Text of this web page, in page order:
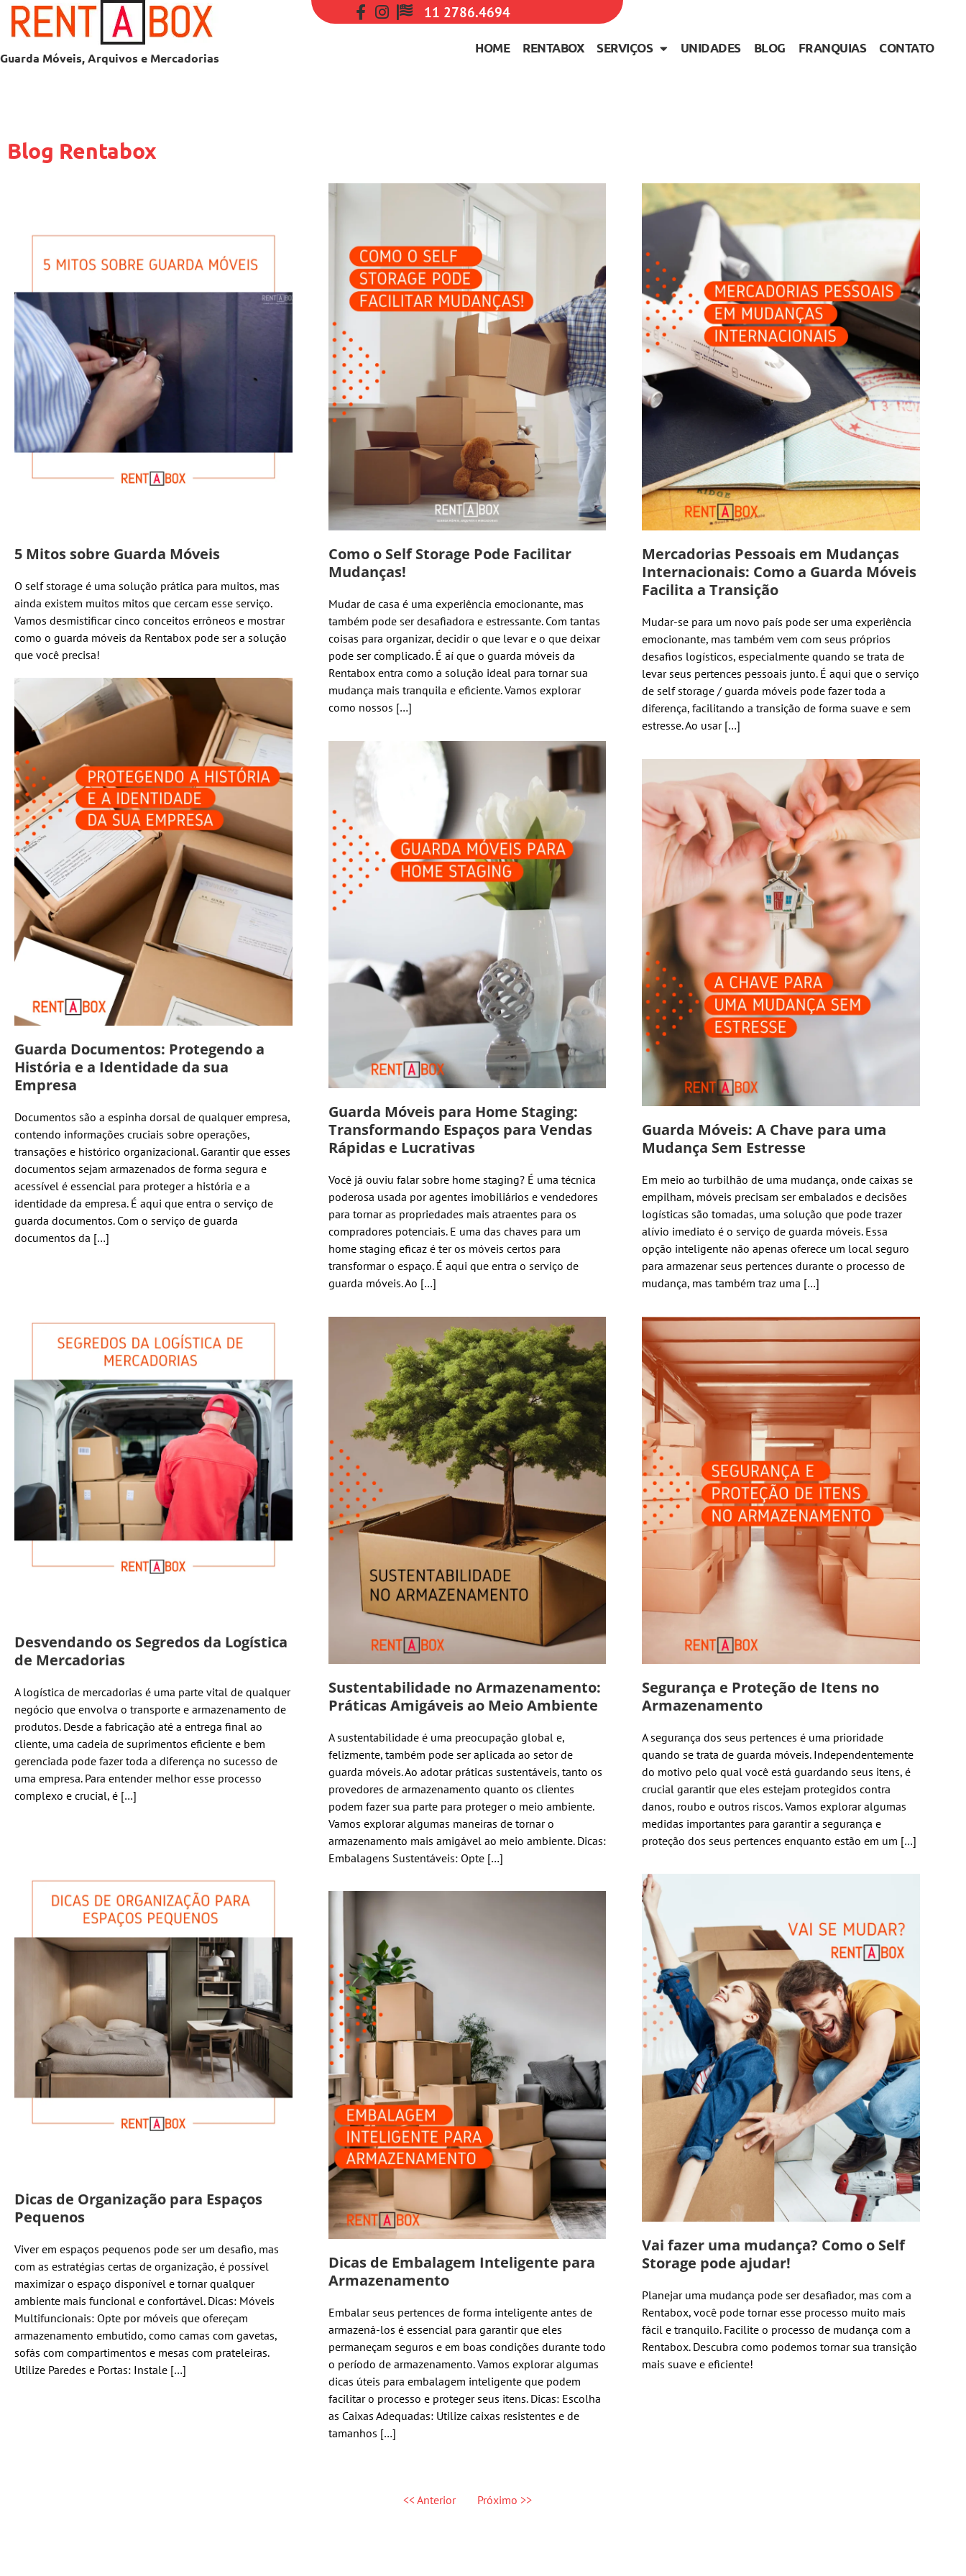
11 2786.4694
Guarda Móveis, Arquivos e Mercadorias
HOME RENTABOX SERVIÇOS UNIDADES BLOG FRANQUIAS CONTATO
Blog Rentabox
5 Mitos sobre Guarda Móveis
O self storage é uma solução prática para muitos, mas
ainda existem muitos mitos que cercam esse serviço.
Vamos desmistificar cinco conceitos errôneos e mostrar
como o guarda móveis da Rentabox pode ser a solução
que você precisa!
Como o Self Storage Pode Facilitar
Mudanças!
Mudar de casa é uma experiência emocionante, mas
também pode ser desafiadora e estressante. Com tantas
coisas para organizar, decidir o que levar e o que deixar
pode ser complicado. É aí que o guarda móveis da
Rentabox entra como a solução ideal para tornar sua
mudança mais tranquila e eficiente. Vamos explorar
como nossos […]
Mercadorias Pessoais em Mudanças
Internacionais: Como a Guarda Móveis
Facilita a Transição
Mudar-se para um novo país pode ser uma experiência
emocionante, mas também vem com seus próprios
desafios logísticos, especialmente quando se trata de
levar seus pertences pessoais junto. É aqui que o serviço
de self storage / guarda móveis pode fazer toda a
diferença, facilitando a transição de forma suave e sem
estresse. Ao usar […]
Guarda Documentos: Protegendo a
História e a Identidade da sua
Empresa
Documentos são a espinha dorsal de qualquer empresa,
contendo informações cruciais sobre operações,
transações e histórico organizacional. Garantir que esses
documentos sejam armazenados de forma segura e
acessível é essencial para proteger a história e a
identidade da empresa. É aqui que entra o serviço de
guarda documentos. Com o serviço de guarda
documentos da […]
Guarda Móveis para Home Staging:
Transformando Espaços para Vendas
Rápidas e Lucrativas
Você já ouviu falar sobre home staging? É uma técnica
poderosa usada por agentes imobiliários e vendedores
para tornar as propriedades mais atraentes para os
compradores potenciais. E uma das chaves para um
home staging eficaz é ter os móveis certos para
transformar o espaço. É aqui que entra o serviço de
guarda móveis. Ao […]
Guarda Móveis: A Chave para uma
Mudança Sem Estresse
Em meio ao turbilhão de uma mudança, onde caixas se
empilham, móveis precisam ser embalados e decisões
logísticas são tomadas, uma solução que pode trazer
alívio imediato é o serviço de guarda móveis. Essa
opção inteligente não apenas oferece um local seguro
para armazenar seus pertences durante o processo de
mudança, mas também traz uma […]
Desvendando os Segredos da Logística
de Mercadorias
A logística de mercadorias é uma parte vital de qualquer
negócio que envolva o transporte e armazenamento de
produtos. Desde a fabricação até a entrega final ao
cliente, uma cadeia de suprimentos eficiente e bem
gerenciada pode fazer toda a diferença no sucesso de
uma empresa. Para entender melhor esse processo
complexo e crucial, é […]
Sustentabilidade no Armazenamento:
Práticas Amigáveis ao Meio Ambiente
A sustentabilidade é uma preocupação global e,
felizmente, também pode ser aplicada ao setor de
guarda móveis. Ao adotar práticas sustentáveis, tanto os
provedores de armazenamento quanto os clientes
podem fazer sua parte para proteger o meio ambiente.
Vamos explorar algumas maneiras de tornar o
armazenamento mais amigável ao meio ambiente. Dicas:
Embalagens Sustentáveis: Opte […]
Segurança e Proteção de Itens no
Armazenamento
A segurança dos seus pertences é uma prioridade
quando se trata de guarda móveis. Independentemente
do motivo pelo qual você está guardando seus itens, é
crucial garantir que eles estejam protegidos contra
danos, roubo e outros riscos. Vamos explorar algumas
medidas importantes para garantir a segurança e
proteção dos seus pertences enquanto estão em um […]
Dicas de Organização para Espaços
Pequenos
Viver em espaços pequenos pode ser um desafio, mas
com as estratégias certas de organização, é possível
maximizar o espaço disponível e tornar qualquer
ambiente mais funcional e confortável. Dicas: Móveis
Multifuncionais: Opte por móveis que ofereçam
armazenamento embutido, como camas com gavetas,
sofás com compartimentos e mesas com prateleiras.
Utilize Paredes e Portas: Instale […]
Dicas de Embalagem Inteligente para
Armazenamento
Embalar seus pertences de forma inteligente antes de
armazená-los é essencial para garantir que eles
permaneçam seguros e em boas condições durante todo
o período de armazenamento. Vamos explorar algumas
dicas úteis para embalagem inteligente que podem
facilitar o processo e proteger seus itens. Dicas: Escolha
as Caixas Adequadas: Utilize caixas resistentes e de
tamanhos […]
Vai fazer uma mudança? Como o Self
Storage pode ajudar!
Planejar uma mudança pode ser desafiador, mas com a
Rentabox, você pode tornar esse processo muito mais
fácil e tranquilo. Facilite o processo de mudança com a
Rentabox. Descubra como podemos tornar sua transição
mais suave e eficiente!
<< Anterior Próximo >>